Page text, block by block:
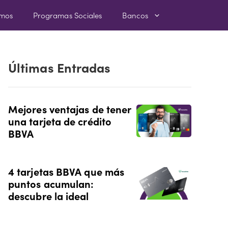
Programas Sociales Bancos
Últimas Entradas
Mejores ventajas de tener
una tarjeta de crédito
BBVA
4 tarjetas BBVA que más
puntos acumulan:
descubre la ideal